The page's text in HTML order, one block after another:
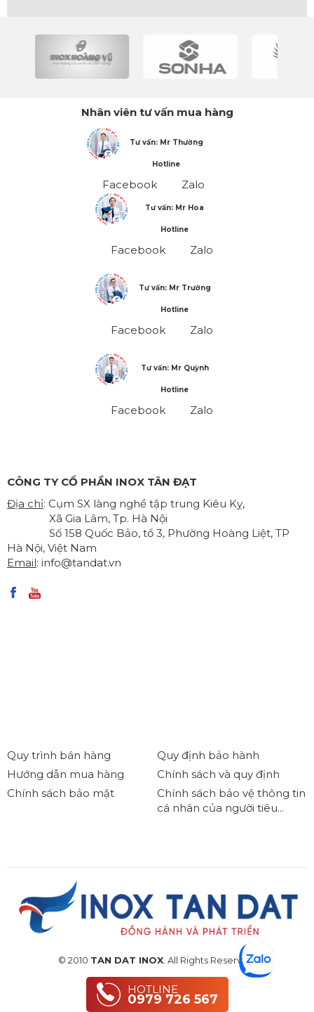
HOTLINE
0979 726 567
Nhân viên tư vấn mua hàng
Tư vấn: Mr Thường
Hotline
Facebook Zalo
Tư vấn: Mr Hoa
Hotline
Facebook Zalo
Tư vấn: Mr Trường
Hotline
Facebook Zalo
Tư vấn: Mr Quỳnh
Hotline
Facebook Zalo
CÔNG TY CỔ PHẦN INOX TÂN ĐẠT
Địa chỉ: Cụm SX làng nghề tập trung Kiêu Kỵ,
Xã Gia Lâm, Tp. Hà Nội
Số 158 Quốc Bảo, tổ 3, Phường Hoàng Liệt, TP
Hà Nội, Việt Nam
Email: info@tandat.vn
Quy trình bán hàng
Hướng dẫn mua hàng
Chính sách bảo mật
Quy định bảo hành
Chính sách và quy định
Chính sách bảo vệ thông tin
cá nhân của người tiêu...
© 2010 TAN DAT INOX. All Rights Reserved.